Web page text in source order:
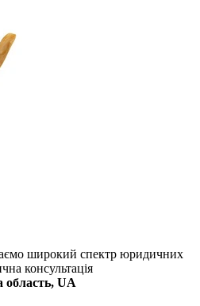
широкий спектр юридичних
консультація
область, UA